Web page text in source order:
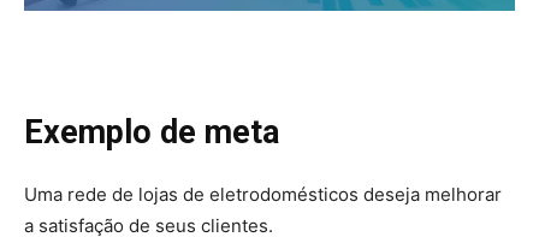
Exemplo de meta
Uma rede de lojas de eletrodomésticos deseja melhorar
a satisfação de seus clientes.